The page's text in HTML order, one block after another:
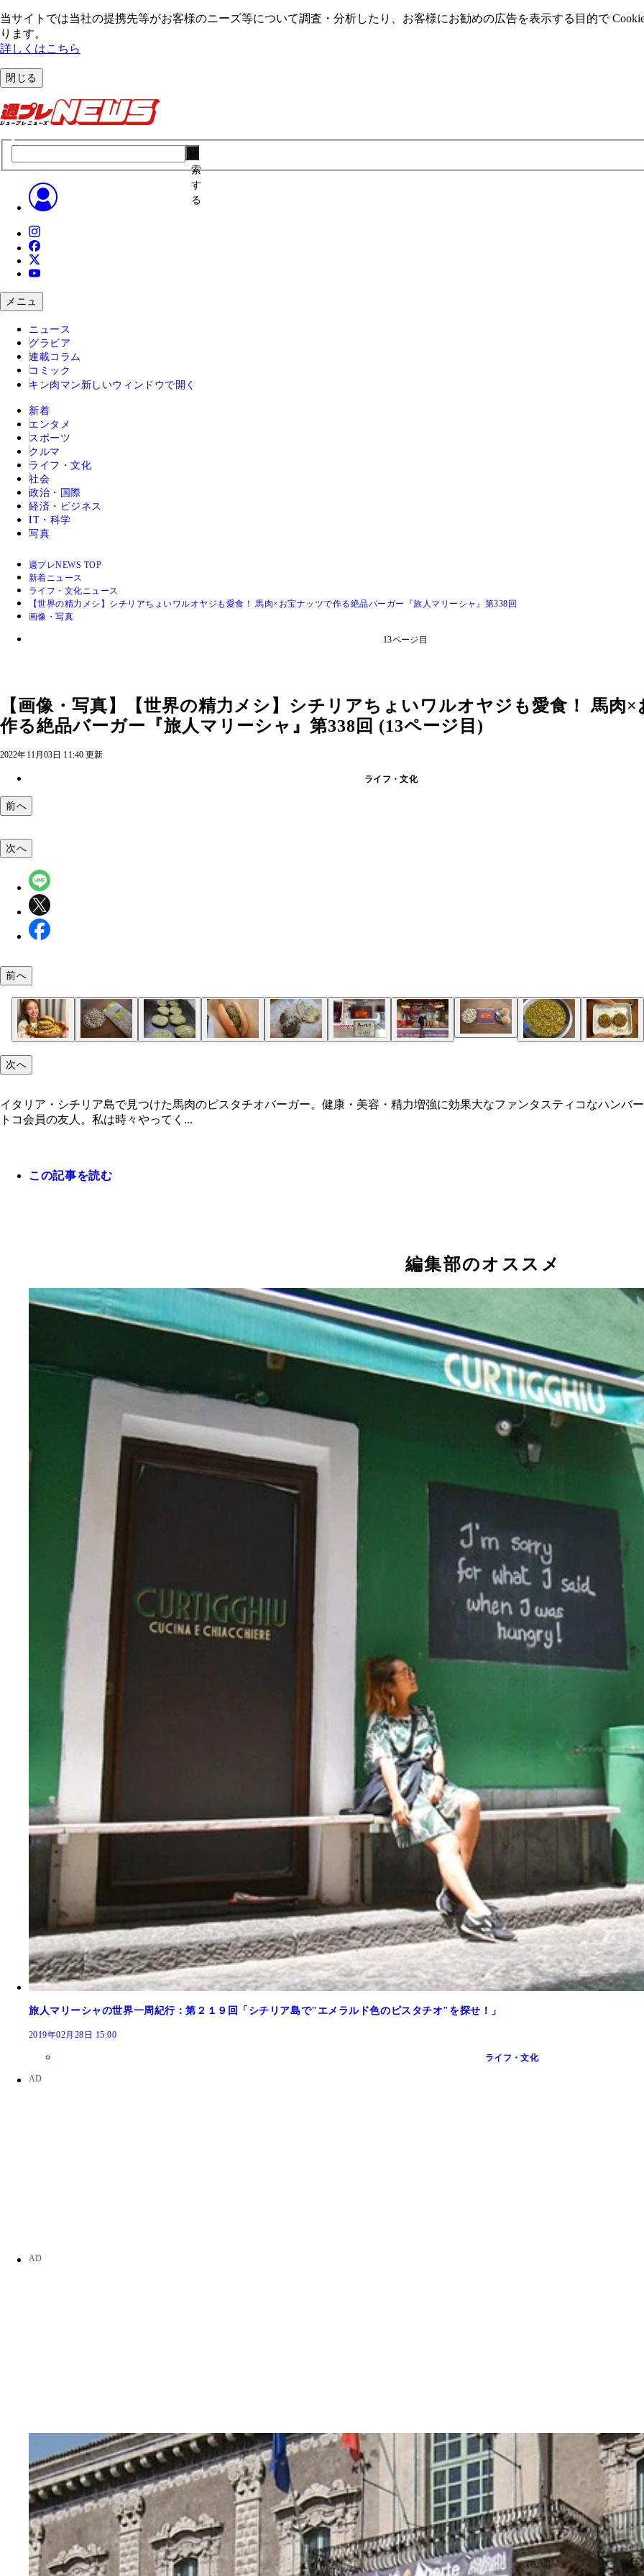
当サイトでは当社の提携先等がお客様のニーズ等について調査・分析したり、お客様にお勧めの広告を表⽰する⽬的で
ります。
詳しくはこちら
閉じる
索
す
る
メニュ
ニュース
グラビア
連載コラム
コミック
キン肉マン 新しいウィンドウで開く
新着
エンタメ
スポーツ
クルマ
ライフ・文化
社会
政治・国際
経済・ビジネス
IT・科学
写真
週プレNEWS TOP
新着ニュース
ライフ・文化ニュース
【世界の精力メシ】シチリアちょいワルオヤジも愛食！ 馬肉×お宝ナッツで作る絶品バーガー『旅人マリーシャ』第338回
画像・写真
13ページ目
【画像・写真】【世界の精力メシ】シチリアちょいワルオヤジも愛食！ 馬肉
作る絶品バーガー『旅人マリーシャ』第338回 (13ページ目)
2022年11月03日 11:40 更新
ライフ・文化
前へ
イタリア・シチリア島で見つけた馬肉のピスタチオバーガー。健康・美容・精力増強に効果大なファンタスティコ
コストコのマニア絶賛商品！ カークランドのピスタチオ
粗刻みのピスタチオに覆われた馬肉のハンバーガーパティ
イタリア・シチリア島のカターニアで発見した馬肉ピスタチオバーガー
馬肉ピスタチオバーガーの中身
赤身率100％の馬の挽肉
東京・恵比寿の馬肉専門店「Horse Meat Market BAKUROU」。29日の肉の日だったので、お得な割引がありました
材料：ピスタチオ、馬肉、塩、胡椒、バンズ
1．ピスタチオの殻を剥き、なるべく薄皮を取り除いたら、ジップロックに入れてめん棒などで潰し砕く。
2．馬肉（挽肉）をあまり練らずに成形し、塩胡椒をしたら、全体にピスタチオをまぶす。
3．フライパンで片面中火で3分焼き、ひっくり返して蓋をして弱火で7分焼く。
4．バンズはトーストしてバターを塗るか、フライパンにバターを溶かし断面を焼く。
5．バンズにパティを挟んでできあがり！
追いピスタチオで盛り盛りにしてみました！
シンプルに素材の味を楽しんだら、お好みでソース、野菜、チーズなどを足してもOK。自由さがハンバーガーの
18世紀のバロック建築が並ぶカターニアの街中
次へ
前へ
次へ
イタリア・シチリア島で見つけた馬肉のピスタチオバーガー。健康・美容・精力増強に効果大なファンタスティコなハンバ
トコ会員の友人。私は時々やってく...
この記事を読む
編集部のオススメ
旅人マリーシャの世界一周紀行：第２１９回「シチリア島で"エメラルド色のピスタチオ"を探せ！」
2019年02月28日 15:00
ライフ・文化